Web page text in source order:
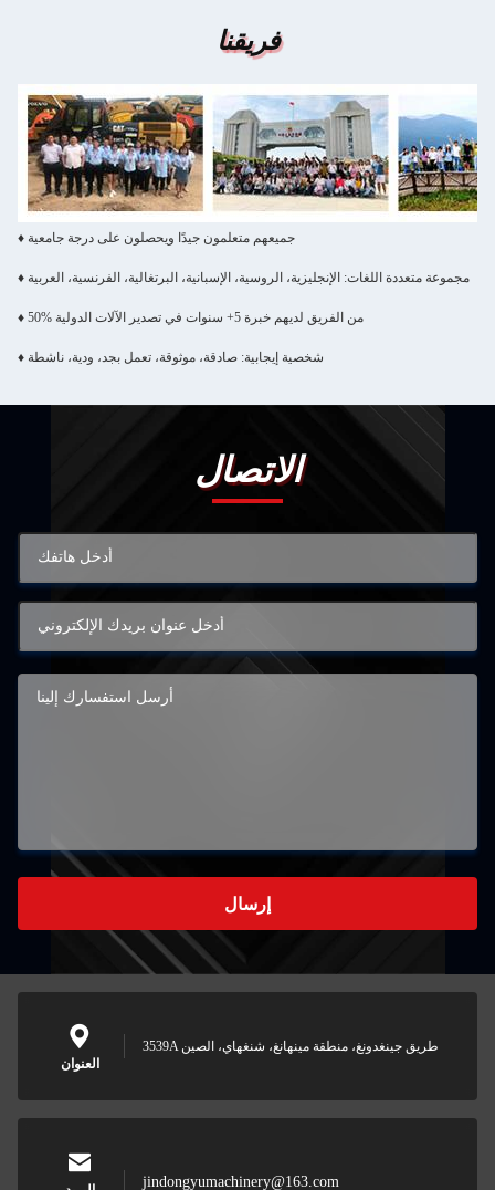
فريقنا
♦ جميعهم متعلمون جيدًا ويحصلون على درجة جامعية
♦ مجموعة متعددة اللغات: الإنجليزية، الروسية، الإسبانية، البرتغالية، الفرنسية، العربية
♦ 50% من الفريق لديهم خبرة 5+ سنوات في تصدير الآلات الدولية
♦ شخصية إيجابية: صادقة، موثوقة، تعمل بجد، ودية، ناشطة
الاتصال
إرسال
العنوان
3539A طريق جينغدونغ، منطقة مينهانغ، شنغهاي، الصين
jindongyumachinery@163.com